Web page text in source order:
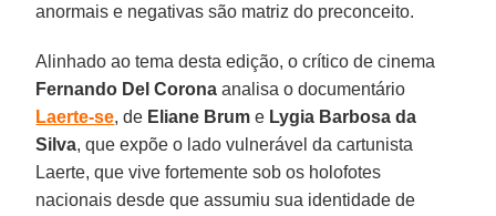
anormais e negativas são matriz do preconceito.
Alinhado ao tema desta edição, o crítico de cinema
Fernando Del Corona analisa o documentário
Laerte-se, de Eliane Brum e Lygia Barbosa da
Silva, que expõe o lado vulnerável da cartunista
Laerte, que vive fortemente sob os holofotes
nacionais desde que assumiu sua identidade de